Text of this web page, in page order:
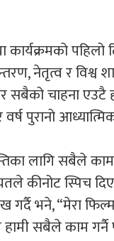
पहिलो
नेतृत्व र विश्व
चाहना एउटै
वर्ष पुरानो
लागि सबैले
कीनोट स्पिच
भने, “मेरा
हामी सबैले काम गर्नै